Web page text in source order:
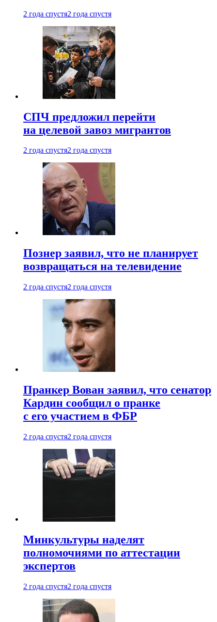
2 года спустя2 года спустя
СПЧ предложил перейти
на целевой завоз мигрантов
2 года спустя2 года спустя
Познер заявил, что не планирует
возвращаться на телевидение
2 года спустя2 года спустя
Пранкер Вован заявил, что сенатор
Кардин сообщил о пранке
с его участием в ФБР
2 года спустя2 года спустя
Минкультуры наделят
полномочиями по аттестации
экспертов
2 года спустя2 года спустя